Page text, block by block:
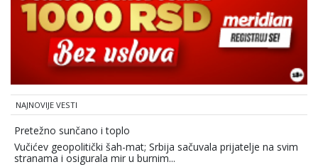
NAJNOVIJE VESTI
Pretežno sunčano i toplo
Vučićev geopolitički šah-mat; Srbija sačuvala prijatelje na svim
stranama i osigurala mir u burnim...